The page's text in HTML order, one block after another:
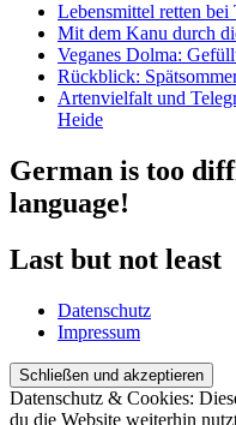
Lebensmittel retten
Mit dem Kanu durch
Veganes Dolma:
Rückblick:
Artenvielfalt und
Heide
German is too
language!
Last but not least
Datenschutz
Impressum
Datenschutz & Cookies:
du die Website weiterhin